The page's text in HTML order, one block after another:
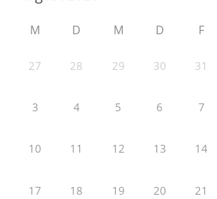
M D M D F
27 28 29 30 31
3 4 5 6 7
10 11 12 13 14
17 18 19 20 21